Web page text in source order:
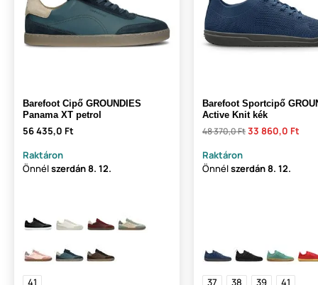
Barefoot Cipő GROUNDIES
Panama XT petrol
56 435,0 Ft
Raktáron
Önnélszerdán8. 12.
41
Barefoot Sportcipő
Active Knit kék
48 370,0 Ft33 860,0 Ft
Raktáron
Önnélszerdán8. 12.
37 38 39 41